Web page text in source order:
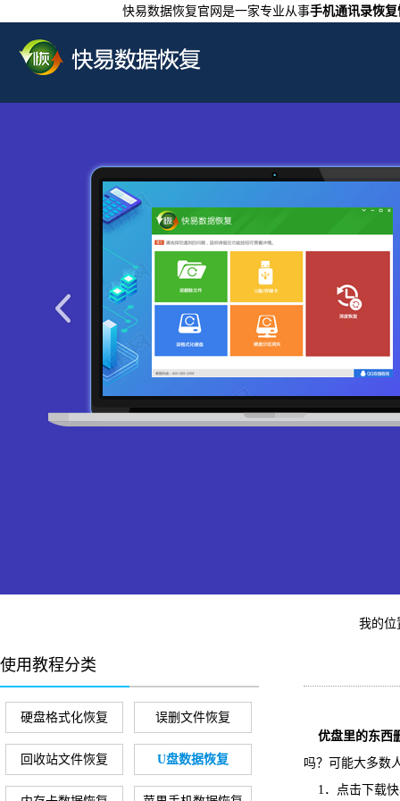
快易数据恢复官网是一家专业从事手机通讯录恢
我的
使用教程分类
硬盘格式化恢复 误删文件恢复
回收站文件恢复 U盘数据恢复
优盘里的东西
吗？可能大多数
1．点击下载